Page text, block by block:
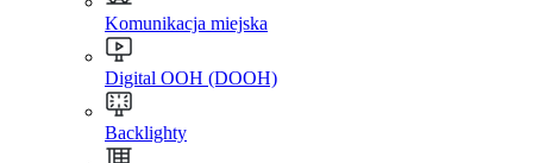
Komunikacja miejska
Digital OOH (DOOH)
Backlighty